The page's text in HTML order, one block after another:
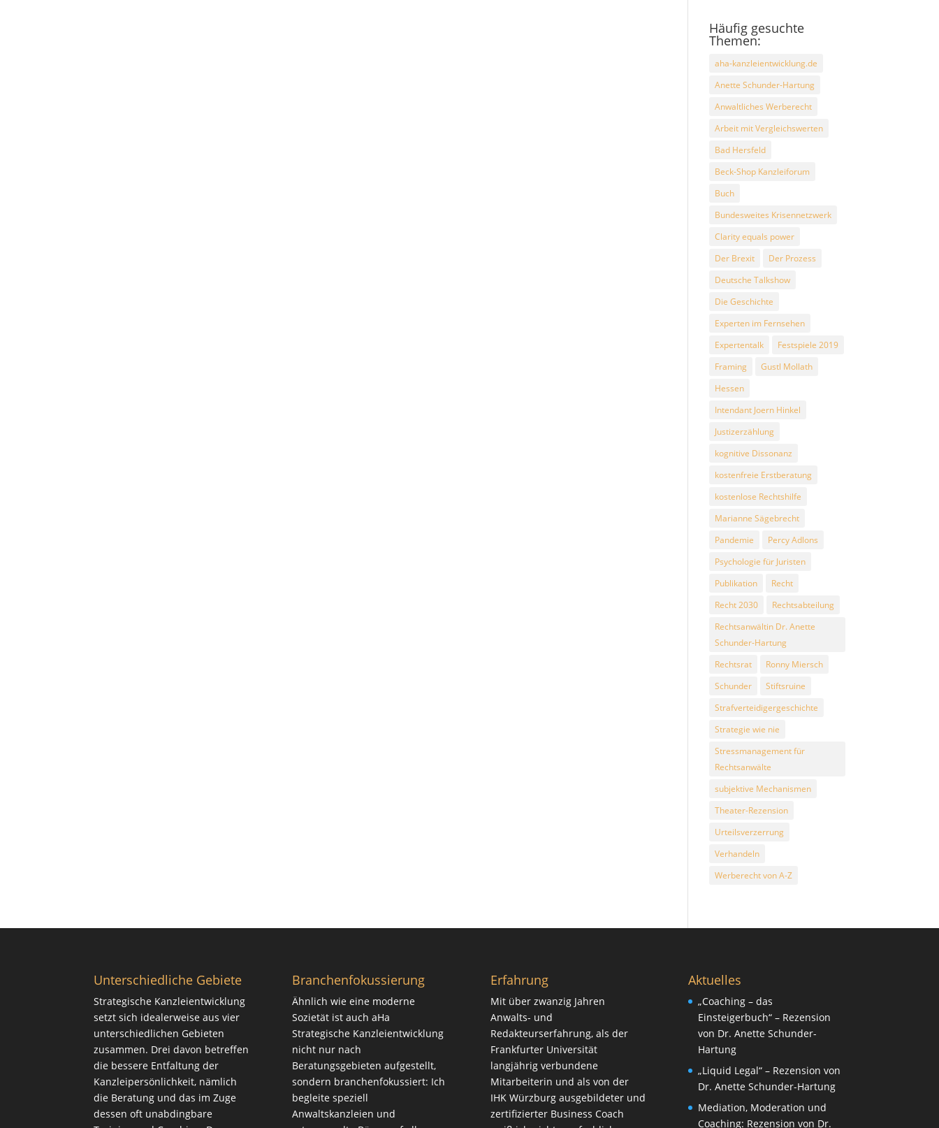
Häufig gesuchte
Themen:
aha-kanzleientwicklung.de
Anette Schunder-Hartung
Anwaltliches Werberecht
Arbeit mit Vergleichswerten
Bad Hersfeld
Beck-Shop Kanzleiforum
Buch
Bundesweites Krisennetzwerk
Clarity equals power
Der Brexit
Der Prozess
Deutsche Talkshow
Die Geschichte
Experten im Fernsehen
Expertentalk
Festspiele 2019
Framing
Gustl Mollath
Hessen
Intendant Joern Hinkel
Justizerzählung
kognitive Dissonanz
kostenfreie Erstberatung
kostenlose Rechtshilfe
Marianne Sägebrecht
Pandemie
Percy Adlons
Psychologie für Juristen
Publikation
Recht
Recht 2030
Rechtsabteilung
Rechtsanwältin Dr. Anette
Schunder-Hartung
Rechtsrat
Ronny Miersch
Schunder
Stiftsruine
Strafverteidigergeschichte
Strategie wie nie
Stressmanagement für
Rechtsanwälte
subjektive Mechanismen
Theater-Rezension
Urteilsverzerrung
Verhandeln
Werberecht von A-Z
Unterschiedliche Gebiete
Strategische Kanzleientwicklung
setzt sich idealerweise aus vier
unterschiedlichen Gebieten
zusammen. Drei davon betreffen
die bessere Entfaltung der
Kanzleipersönlichkeit, nämlich
die Beratung und das im Zuge
dessen oft unabdingbare
Branchenfokussierung
Ähnlich wie eine moderne
Sozietät ist auch aHa
Strategische Kanzleientwicklung
nicht nur nach
Beratungsgebieten aufgestellt,
sondern branchenfokussiert: Ich
begleite speziell
Anwaltskanzleien und
Erfahrung
Mit über zwanzig Jahren
Anwalts- und
Redakteurserfahrung, als der
Frankfurter Universität
langjährig verbundene
Mitarbeiterin und als von der
IHK Würzburg ausgebildeter und
zertifizierter Business Coach
Aktuelles
„Coaching – das
Einsteigerbuch“ – Rezension
von Dr. Anette Schunder-
Hartung
„Liquid Legal“ – Rezension von
Dr. Anette Schunder-Hartung
Mediation, Moderation und
Coaching: Rezension von Dr.